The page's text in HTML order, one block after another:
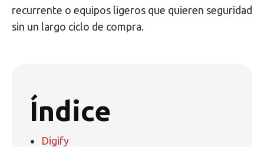
recurrente o equipos ligeros que quieren seguridad
sin un largo ciclo de compra.
Índice
Digify